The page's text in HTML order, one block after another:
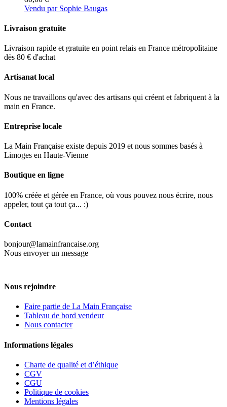
Vendu par Sophie Baugas
Livraison gratuite
Livraison rapide et gratuite en point relais en France métropolitaine
dès 80 € d'achat
Artisanat local
Nous ne travaillons qu'avec des artisans qui créent et fabriquent à la
main en France.
Entreprise locale
La Main Française existe depuis 2019 et nous sommes basés à
Limoges en Haute-Vienne
Boutique en ligne
100% créée et gérée en France, où vous pouvez nous écrire, nous
appeler, tout ça tout ça... :)
Contact
bonjour@lamainfrancaise.org
Nous envoyer un message
Nous rejoindre
Faire partie de La Main Française
Tableau de bord vendeur
Nous contacter
Informations légales
Charte de qualité et d’éthique
CGV
CGU
Politique de cookies
Mentions légales